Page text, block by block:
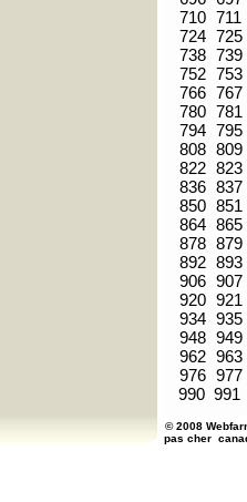
710 711
724 725
738 739
752 753
766 767
780 781
794 795
808 809
822 823
836 837
850 851
864 865
878 879
892 893
906 907
920 921
934 935
948 949
962 963
976 977
990 991
© 2008
pas cher